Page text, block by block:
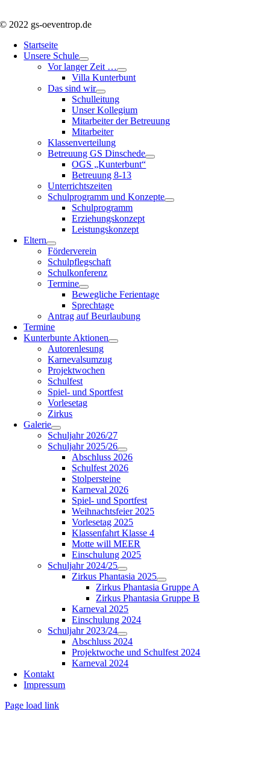
© 2022 gs-oeventrop.de
Startseite
Unsere Schule
Vor langer Zeit …
Villa Kunterbunt
Das sind wir
Schulleitung
Unser Kollegium
Mitarbeiter der Betreuung
Mitarbeiter
Klassenverteilung
Betreuung GS Dinschede
OGS „Kunterbunt“
Betreuung 8-13
Unterrichtszeiten
Schulprogramm und Konzepte
Schulprogramm
Erziehungskonzept
Leistungskonzept
Eltern
Förderverein
Schulpflegschaft
Schulkonferenz
Termine
Bewegliche Ferientage
Sprechtage
Antrag auf Beurlaubung
Termine
Kunterbunte Aktionen
Autorenlesung
Karnevalsumzug
Projektwochen
Schulfest
Spiel- und Sportfest
Vorlesetag
Zirkus
Galerie
Schuljahr 2026/27
Schuljahr 2025/26
Abschluss 2026
Schulfest 2026
Stolpersteine
Karneval 2026
Spiel- und Sportfest
Weihnachtsfeier 2025
Vorlesetag 2025
Klassenfahrt Klasse 4
Motte will MEER
Einschulung 2025
Schuljahr 2024/25
Zirkus Phantasia 2025
Zirkus Phantasia Gruppe A
Zirkus Phantasia Gruppe B
Karneval 2025
Einschulung 2024
Schuljahr 2023/24
Abschluss 2024
Projektwoche und Schulfest 2024
Karneval 2024
Kontakt
Impressum
Page load link